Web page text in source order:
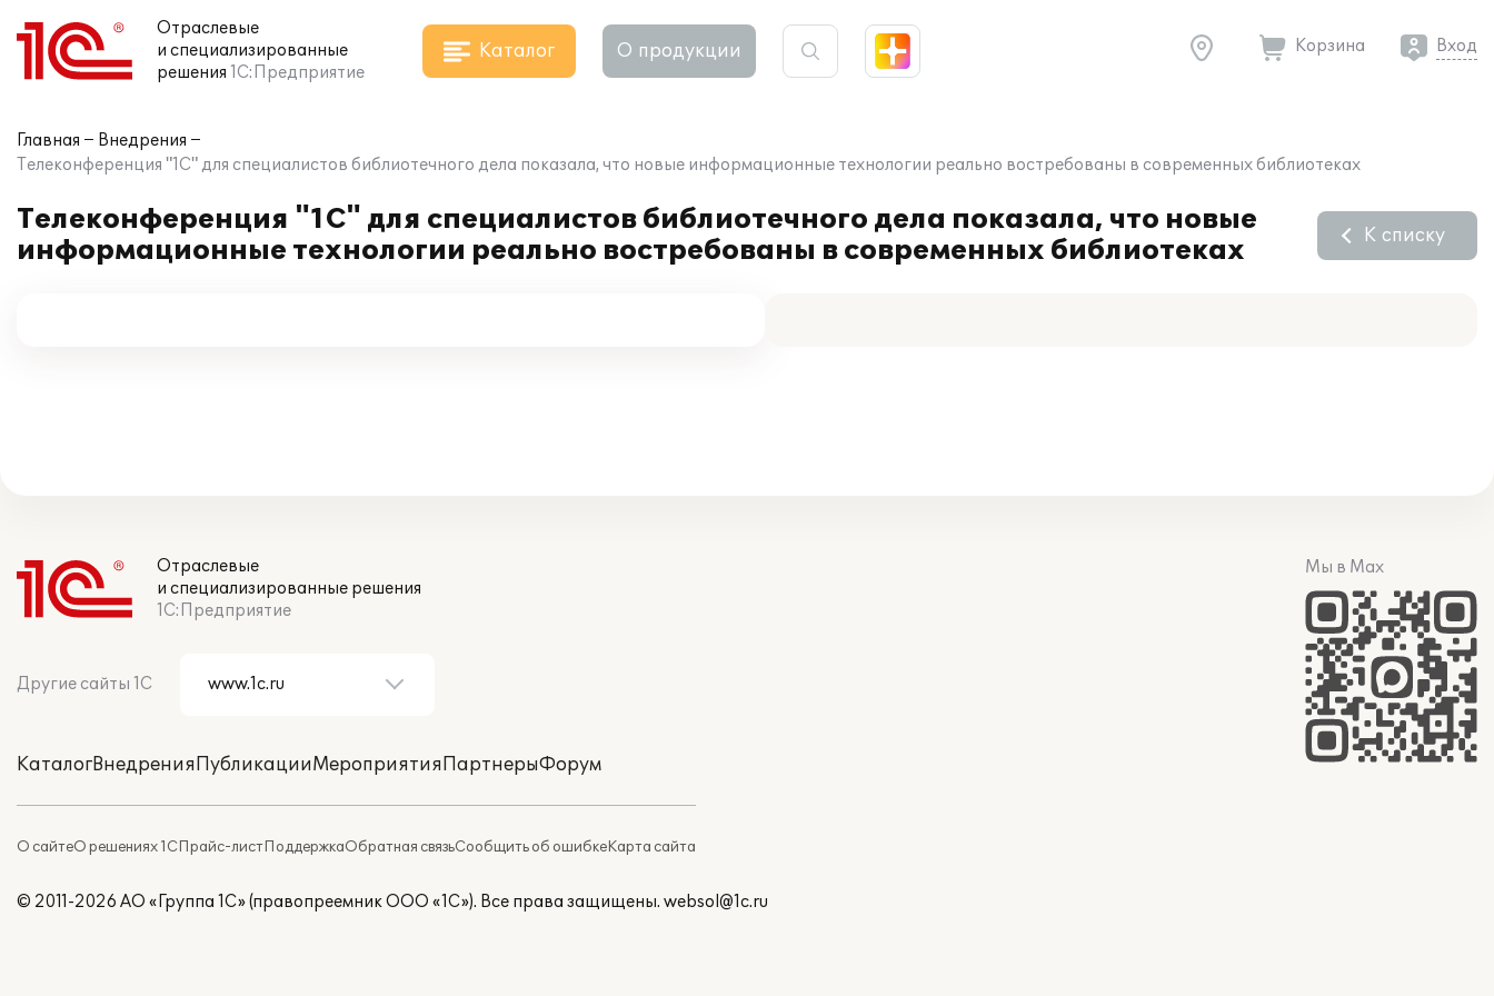
Отраслевые
и специализированные
решения 1С:Предприятие
Каталог О продукции Корзина Вход
Главная
Внедрения
Телеконференция "1С" для специалистов библиотечного дела показала, что новые информационные технологии реально востребованы в современных библиотеках
Телеконференция "1С" для специалистов библиотечного дела показала, что новые
информационные технологии реально востребованы в современных библиотеках
К списку
Отраслевые
и специализированные решения
1С:Предприятие
Другие сайты 1С
КаталогВнедренияПубликацииМероприятияПартнерыФорум
О сайтеО решениях 1СПрайс-листПоддержкаОбратная связьСообщить об ошибкеКарта сайта
Мы в Max
© 2011-2026 АО «Группа 1С» (правопреемник ООО «1С»). Все права защищены. websol@1c.ru